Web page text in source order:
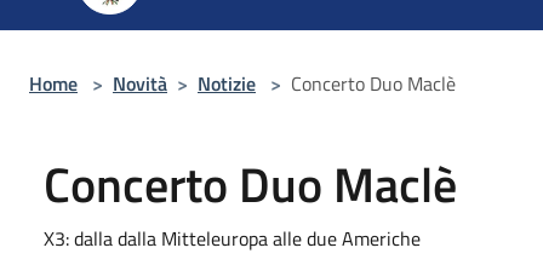
Home > Novità > Notizie > Concerto Duo Maclè
Concerto Duo Maclè
X3: dalla dalla Mitteleuropa alle due Americhe